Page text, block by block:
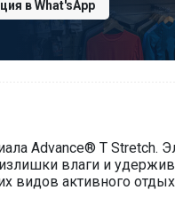
вWhat'sApp
Advance® T Stretch.
влаги и
видов активного